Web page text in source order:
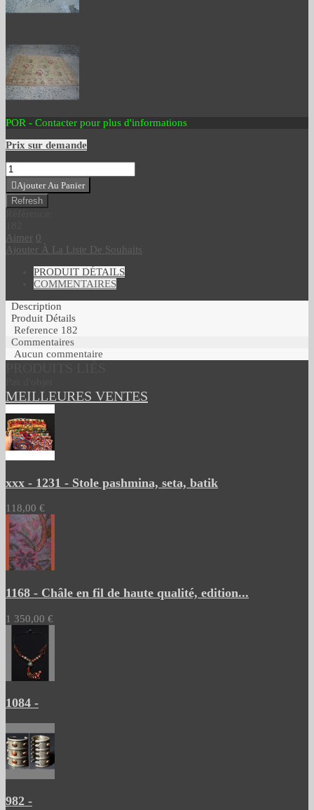
POR - Contacter pour plus d'informations
Prix sur demande
Ajouter Au Panier
Aimer 0
Ajouter À La Liste De Souhaits
PRODUIT DÉTAILS
COMMENTAIRES
Description
Produit Détails
Reference 182
Commentaires
Aucun commentaire
MEILLEURES VENTES
xxx - 1231 - Stole pashmina, seta, batik
118,00 €
1168 - Châle en fil de haute qualité, edition...
1 350,00 €
1084 -
982 -